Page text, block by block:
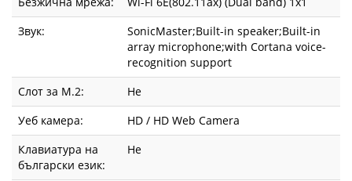
Звук:
SonicMaster;Built-in speaker;Built-in
array microphone;with Cortana voice-
recognition support
Слот за М.2:
Не
Уеб камера:
HD / HD Web Camera
Клавиатура на
български език:
Не